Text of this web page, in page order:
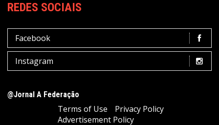
REDES SOCIAIS
Facebook
Instagram
@Jornal A Federação
Terms of Use
Privacy Policy
Advertisement Policy